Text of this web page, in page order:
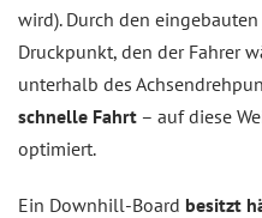
wird). Durch den
Druckpunkt, den der Fahrer
unterhalb des
schnelle Fahrt – auf diese
optimiert.
Ein Downhill-Board besitzt